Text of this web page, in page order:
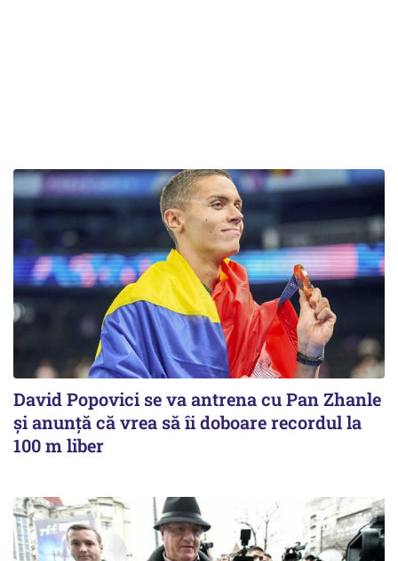
David Popovici se va antrena cu Pan Zhanle
şi anunţă că vrea să îi doboare recordul la
100 m liber